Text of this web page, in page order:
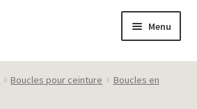
Menu
Boucles pour ceinture
Boucles en